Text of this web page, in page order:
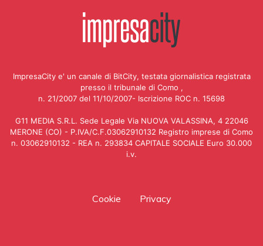
ImpresaCity e' un canale di BitCity, testata giornalistica registrata
presso il tribunale di Como ,
n. 21/2007 del 11/10/2007- Iscrizione ROC n. 15698
G11 MEDIA S.R.L. Sede Legale Via NUOVA VALASSINA, 4 22046
MERONE (CO) - P.IVA/C.F.03062910132 Registro imprese di Como
n. 03062910132 - REA n. 293834 CAPITALE SOCIALE Euro 30.000
i.v.
Cookie Privacy